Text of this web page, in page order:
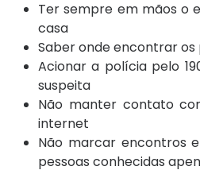
Ter sempre em mãos o
casa
Saber onde encontrar os
Acionar a polícia pelo
suspeita
Não manter contato
internet
Não marcar encontros
pessoas conhecidas